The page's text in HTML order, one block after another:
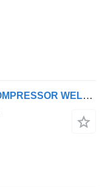
Lambrecht VOLVO FM 2015 FM COMPRESSOR WELGRO + Lambrecht with suction, 3-a